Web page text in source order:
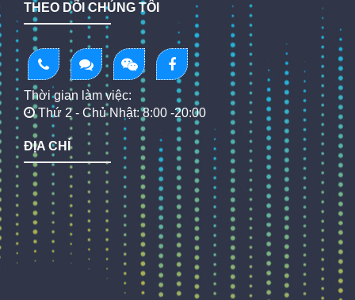
THEO DÕI CHÚNG TÔI
Thời gian làm việc:
Thứ 2 - Chủ Nhật: 8:00 -20:00
ĐỊA CHỈ